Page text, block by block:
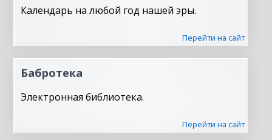
Календарь на любой год нашей эры.
Перейти на сайт
Бабротека
Электронная библиотека.
Перейти на сайт